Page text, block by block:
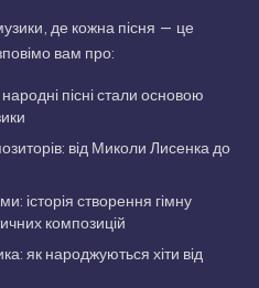
де кожна пісня — це
вам про:
пісні стали основою
від Миколи Лисенка до
історія створення гімну
композицій
як народжуються хіти від